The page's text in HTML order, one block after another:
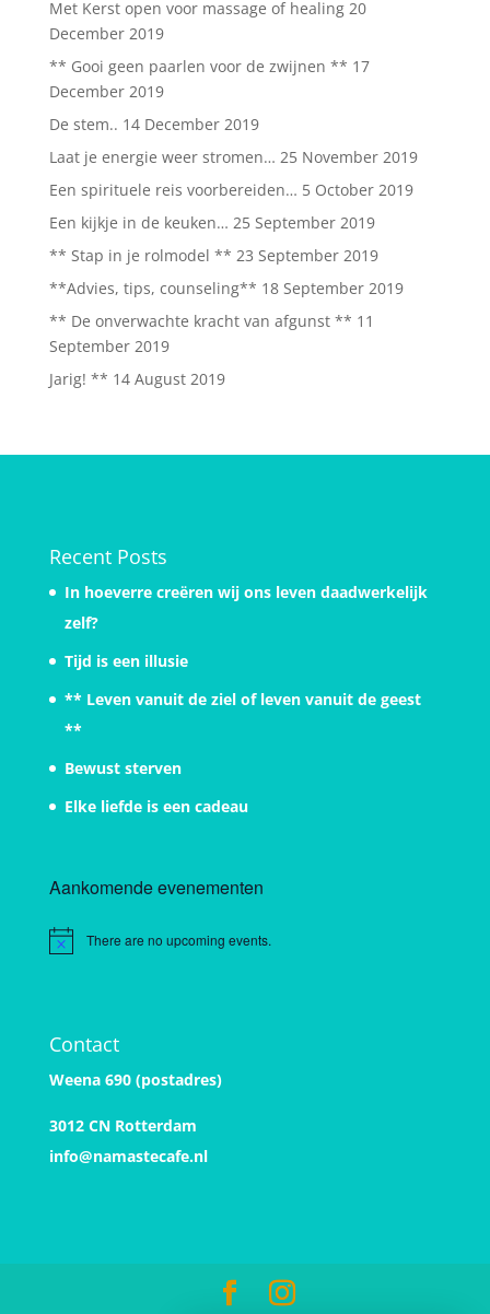
Met Kerst open voor massage of healing 20
December 2019
** Gooi geen paarlen voor de zwijnen ** 17
December 2019
De stem.. 14 December 2019
Laat je energie weer stromen… 25 November 2019
Een spirituele reis voorbereiden… 5 October 2019
Een kijkje in de keuken… 25 September 2019
** Stap in je rolmodel ** 23 September 2019
**Advies, tips, counseling** 18 September 2019
** De onverwachte kracht van afgunst ** 11
September 2019
Jarig! ** 14 August 2019
Recent Posts
In hoeverre creëren wij ons leven daadwerkelijk
zelf?
Tijd is een illusie
** Leven vanuit de ziel of leven vanuit de geest
**
Bewust sterven
Elke liefde is een cadeau
Aankomende evenementen
Notice There are no upcoming events.
Contact
Weena 690 (postadres)
3012 CN Rotterdam
info@namastecafe.nl